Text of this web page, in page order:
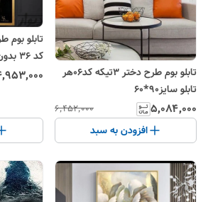
تابلو بوم طرح دختر 3تیکه کد06هر
تابلو سایز90*60
۵٬۰۸۴٬۰۰۰ ۶٬۴۵۲٬۰۰۰
افزودن به سبد
کد ۳۶ بدون قاب